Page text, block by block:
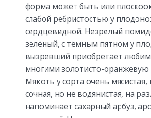
форма может быть или
слабой ребристостью у
сердцевидной. Незрелый
зелёный, с тёмным пятном у
вызревший приобретает
многими золотисто-оранжевую
Мякоть у сорта очень мясистая,
сочная, но не водянистая, на
напоминает сахарный арбуз,